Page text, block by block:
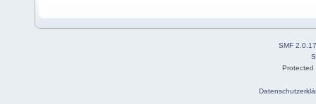
SMF 2.0.17